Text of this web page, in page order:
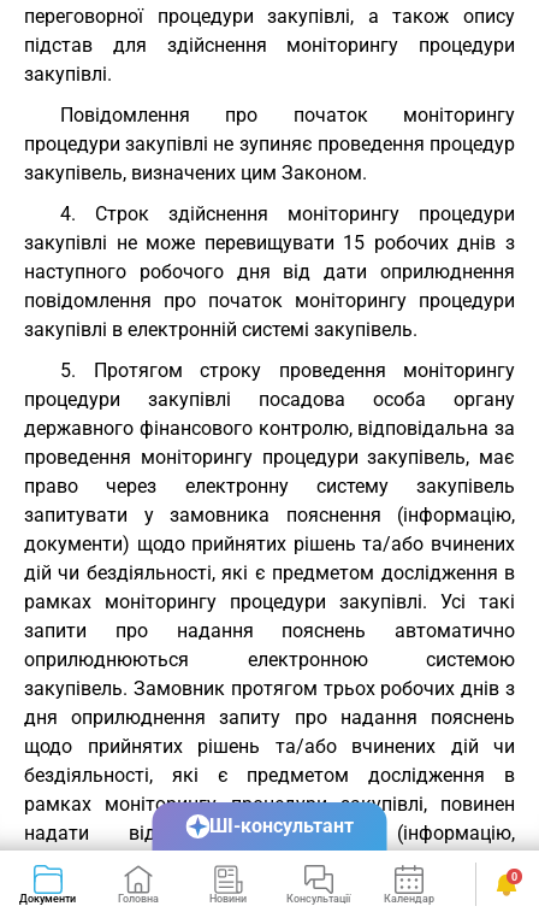
переговорної процедури закупівлі, а також опису
підстав для здійснення моніторингу процедури
закупівлі.
Повідомлення про початок моніторингу
процедури закупівлі не зупиняє проведення процедур
закупівель, визначених цим Законом.
4. Строк здійснення моніторингу процедури
закупівлі не може перевищувати 15 робочих днів з
наступного робочого дня від дати оприлюднення
повідомлення про початок моніторингу процедури
закупівлі в електронній системі закупівель.
5. Протягом строку проведення моніторингу
процедури закупівлі посадова особа органу
державного фінансового контролю, відповідальна за
проведення моніторингу процедури закупівель, має
право через електронну систему закупівель
запитувати у замовника пояснення (інформацію,
документи) щодо прийнятих рішень та/або вчинених
дій чи бездіяльності, які є предметом дослідження в
рамках моніторингу процедури закупівлі. Усі такі
запити про надання пояснень автоматично
оприлюднюються електронною системою
закупівель. Замовник протягом трьох робочих днів з
дня оприлюднення запиту про надання пояснень
щодо прийнятих рішень та/або вчинених дій чи
бездіяльності, які є предметом дослідження в
рамках моніторингу процедури закупівлі, повинен
надати відповідні пояснення (інформацію,
документи) через електронну систему закупівель.
Замовник у межах строку здійснення
Документи Головна Новини Консультації Календар Сервіси
0
ШІ-консультант